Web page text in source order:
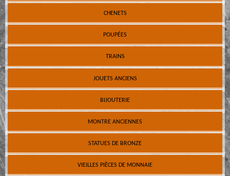
CHENETS
POUPÉES
TRAINS
JOUETS ANCIENS
BIJOUTERIE
MONTRE ANCIENNES
STATUES DE BRONZE
VIEILLES PIÈCES DE MONNAIE